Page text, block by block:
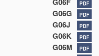
PDF
G06G PDF
G06J PDF
G06K PDF
G06M PDF